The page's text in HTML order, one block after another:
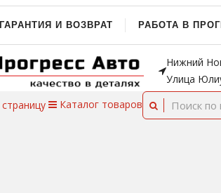
ГАРАНТИЯ И ВОЗВРАТ РАБОТА В
Нижний
Улица
Каталог товаров